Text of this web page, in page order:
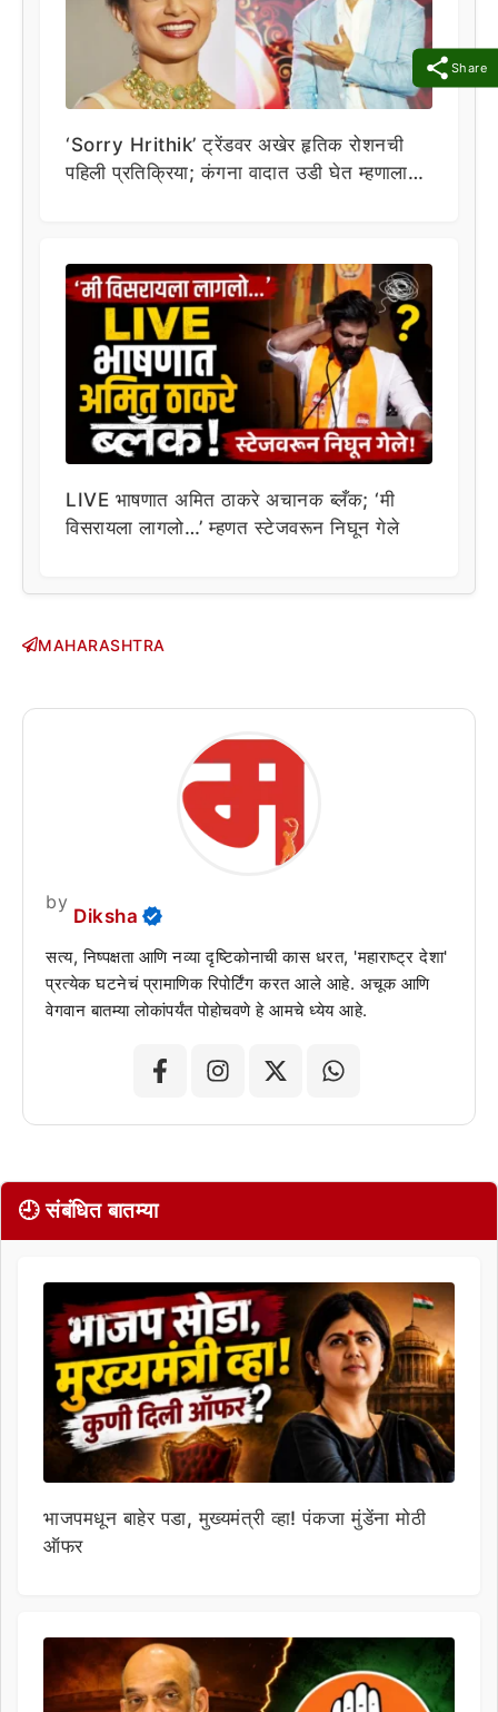
Share
‘Sorry Hrithik’ ट्रेंडवर अखेर हृतिक रोशनची
पहिली प्रतिक्रिया; कंगना वादात उडी घेत म्हणाला…
LIVE भाषणात अमित ठाकरे अचानक ब्लँक; ‘मी
विसरायला लागलो…’ म्हणत स्टेजवरून निघून गेले
MAHARASHTRA
by
Diksha
सत्य, निष्पक्षता आणि नव्या दृष्टिकोनाची कास धरत, 'महाराष्ट्र देशा'
प्रत्येक घटनेचं प्रामाणिक रिपोर्टिंग करत आले आहे. अचूक आणि
वेगवान बातम्या लोकांपर्यंत पोहोचवणे हे आमचे ध्येय आहे.
🕘 संबंधित बातम्या
भाजपमधून बाहेर पडा, मुख्यमंत्री व्हा! पंकजा मुंडेंना मोठी
ऑफर